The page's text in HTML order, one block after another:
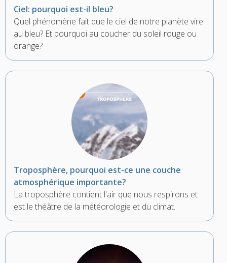
Ciel: pourquoi est-il bleu?
Quel phénomène fait que le ciel de notre planète vire
au bleu? Et pourquoi au coucher du soleil rouge ou
orange?
Troposphère, pourquoi est-ce une couche
atmosphérique importante?
La troposphère contient l'air que nous respirons et
est le théâtre de la météorologie et du climat.